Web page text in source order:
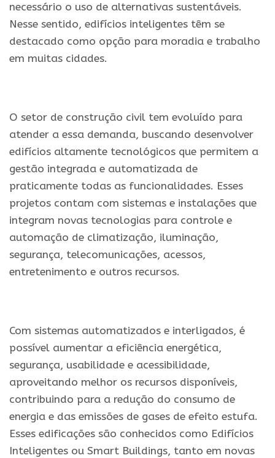
necessário o uso de alternativas sustentáveis.
Nesse sentido, edifícios inteligentes têm se
destacado como opção para moradia e trabalho
em muitas cidades.
O setor de construção civil tem evoluído para
atender a essa demanda, buscando desenvolver
edifícios altamente tecnológicos que permitem a
gestão integrada e automatizada de
praticamente todas as funcionalidades. Esses
projetos contam com sistemas e instalações que
integram novas tecnologias para controle e
automação de climatização, iluminação,
segurança, telecomunicações, acessos,
entretenimento e outros recursos.
Com sistemas automatizados e interligados, é
possível aumentar a eficiência energética,
segurança, usabilidade e acessibilidade,
aproveitando melhor os recursos disponíveis,
contribuindo para a redução do consumo de
energia e das emissões de gases de efeito estufa.
Esses edificações são conhecidos como Edifícios
Inteligentes ou Smart Buildings, tanto em novas